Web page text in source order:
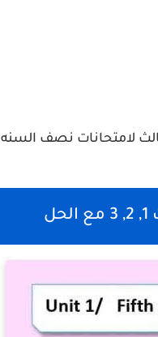
لامتحانات نصف السنه